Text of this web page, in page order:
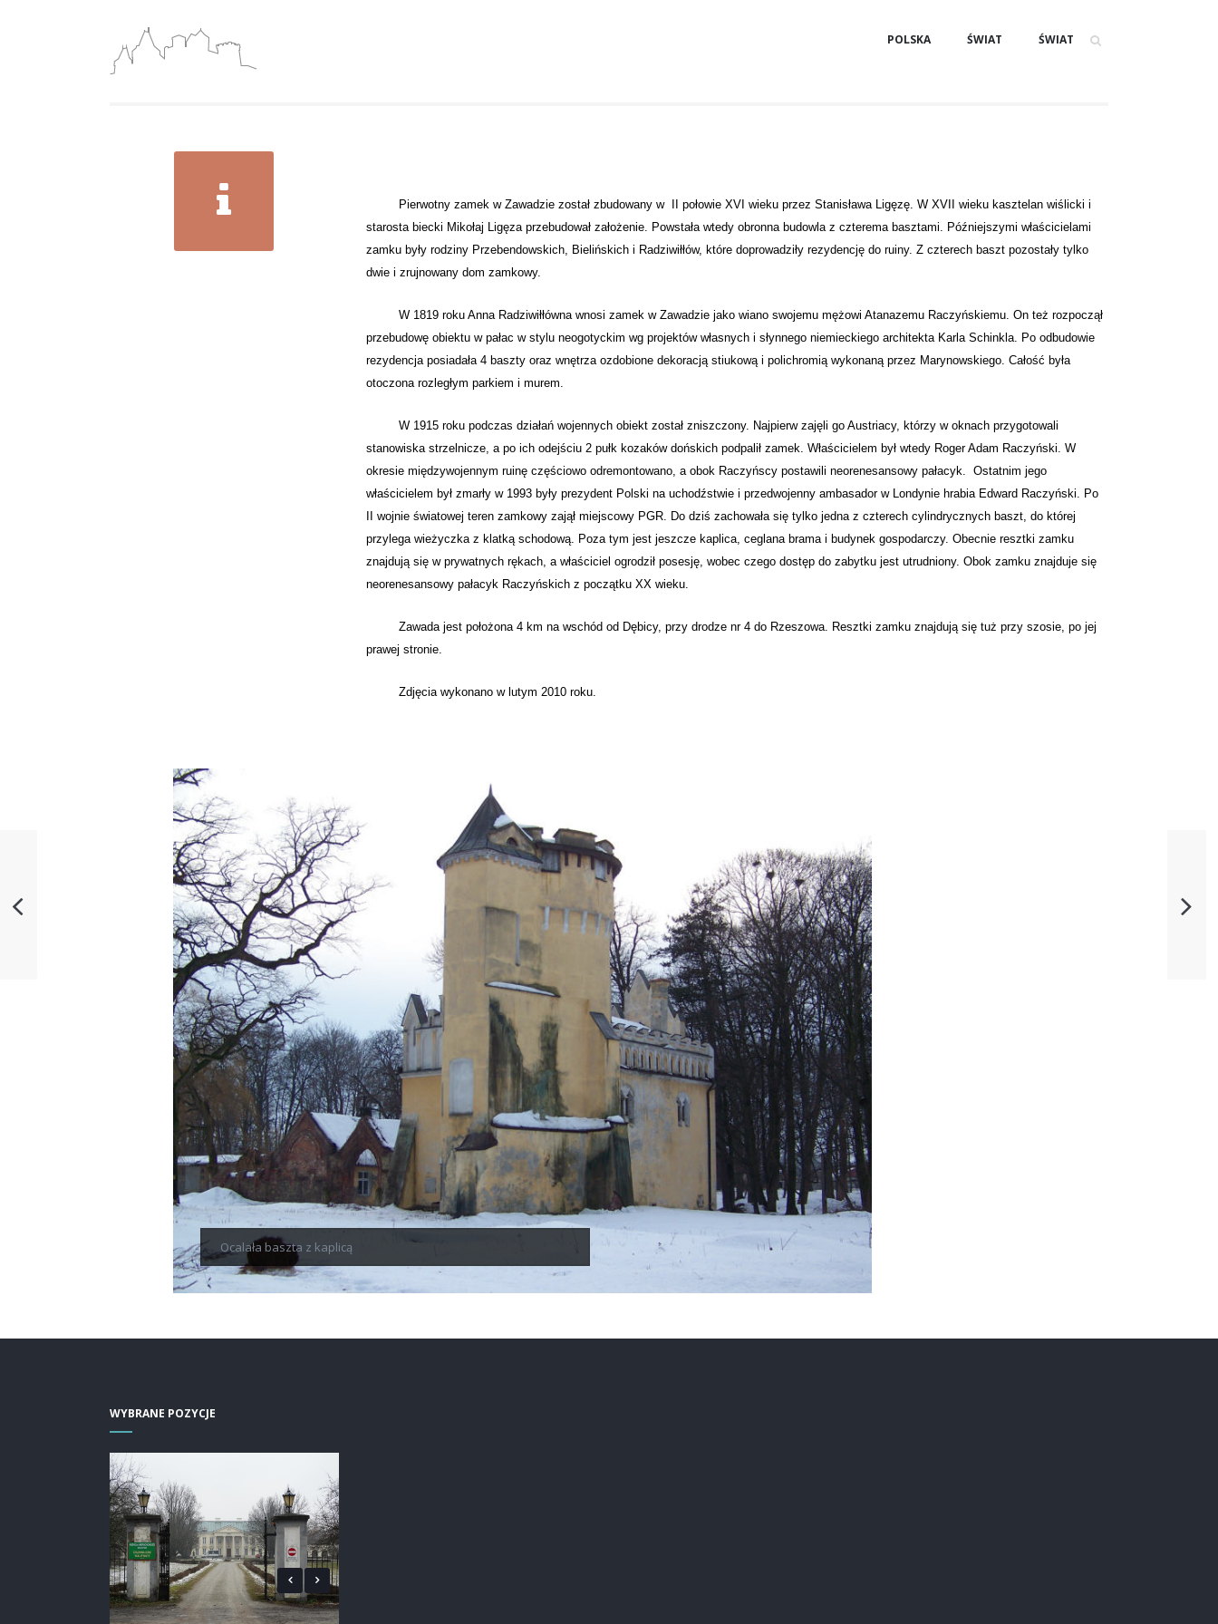
POLSKA ŚWIAT ŚWIAT
Pierwotny zamek wZawadzie został zbudowany w II połowie XVI wieku przez Stanisława Ligęzę. W XVII wieku kasztelan wiślicki i
starosta biecki Mikołaj Ligęza przebudował założenie. Powstała wtedy obronna budowla z czterema basztami. Późniejszymi właścicielami
zamku były rodziny Przebendowskich, Bielińskich i Radziwiłłów, które doprowadziły rezydencję do ruiny. Z czterech baszt pozostały tylko
dwie i zrujnowany dom zamkowy.
W 1819 roku Anna Radziwiłłówna wnosi zamek wZawadzie jako wiano swojemu mężowi Atanazemu Raczyńskiemu. On też rozpoczął
przebudowę obiektu w pałac w stylu neogotyckim wg projektów własnych i słynnego niemieckiego architekta Karla Schinkla. Po odbudowie
rezydencja posiadała 4 baszty oraz wnętrza ozdobione dekoracją stiukową i polichromią wykonaną przez Marynowskiego. Całość była
otoczona rozległym parkiem i murem.
W 1915 roku podczas działań wojennych obiekt został zniszczony. Najpierw zajęli go Austriacy, którzy w oknach przygotowali
stanowiska strzelnicze, a po ich odejściu 2 pułk kozaków dońskich podpalił zamek. Właścicielem był wtedy Roger Adam Raczyński. W
okresie międzywojennym ruinę częściowo odremontowano, a obok Raczyńscy postawili neorenesansowy pałacyk. Ostatnim jego
właścicielem był zmarły w 1993 były prezydent Polski na uchodźstwie i przedwojenny ambasador w Londynie hrabia Edward Raczyński. Po
II wojnie światowej teren zamkowy zajął miejscowy PGR. Do dziś zachowała się tylko jedna z czterech cylindrycznych baszt, do której
przylega wieżyczka z klatką schodową. Poza tym jest jeszcze kaplica, ceglana brama i budynek gospodarczy. Obecnie resztki zamku
znajdują się w prywatnych rękach, a właściciel ogrodził posesję, wobec czego dostęp do zabytku jest utrudniony. Obok zamku znajduje się
neorenesansowy pałacyk Raczyńskich z początku XX wieku.
Zawadajest położona 4 km na wschód od Dębicy, przy drodze nr 4 do Rzeszowa. Resztki zamku znajdują się tuż przy szosie, po jej
prawej stronie.
Zdjęcia wykonano w lutym 2010 roku.
Ocalała baszta z kaplicą
WYBRANE POZYCJE